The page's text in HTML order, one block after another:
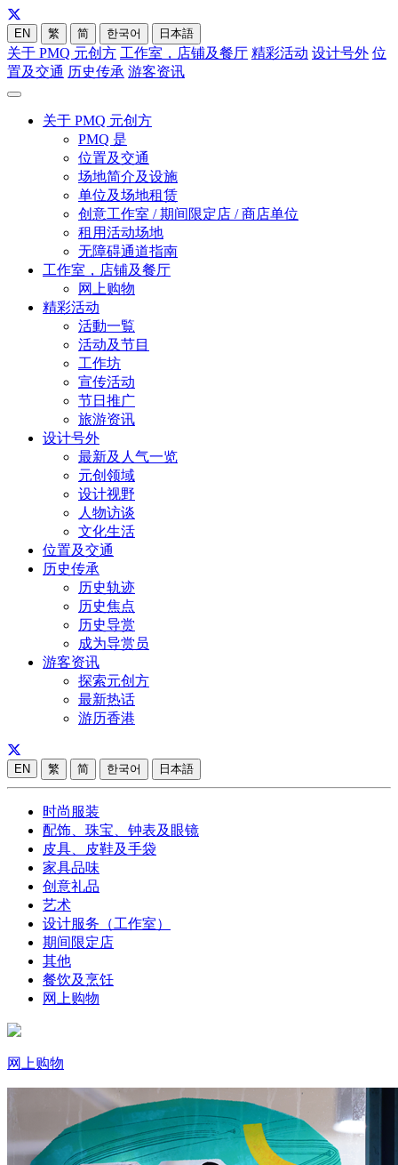
EN 繁 简 한국어 日本語
关于 PMQ 元创方 工作室，店铺及餐厅 精彩活动 设计号外 位
置及交通 历史传承 游客资讯
关于 PMQ 元创方
PMQ 是
位置及交通
场地简介及设施
单位及场地租赁
创意工作室 / 期间限定店 / 商店单位
租用活动场地
无障碍通道指南
工作室，店铺及餐厅
网上购物
精彩活动
活動一覧
活动及节目
工作坊
宣传活动
节日推广
旅游资讯
设计号外
最新及人气一览
元创领域
设计视野
人物访谈
文化生活
位置及交通
历史传承
历史轨迹
历史焦点
历史导赏
成为导赏员
游客资讯
探索元创方
最新热话
游历香港
EN 繁 简 한국어 日本語
时尚服装
配饰、珠宝、钟表及眼镜
皮具、皮鞋及手袋
家具品味
创意礼品
艺术
设计服务（工作室）
期间限定店
其他
餐饮及烹饪
网上购物
网上购物